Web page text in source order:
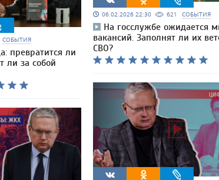
СОБЫТИЯ
превратится ли
ли за собой
06.02.2026 22:30 621 СОБЫТИЯ
На госслужбе ожидается
вакансий. Заполнят ли их
СВО?